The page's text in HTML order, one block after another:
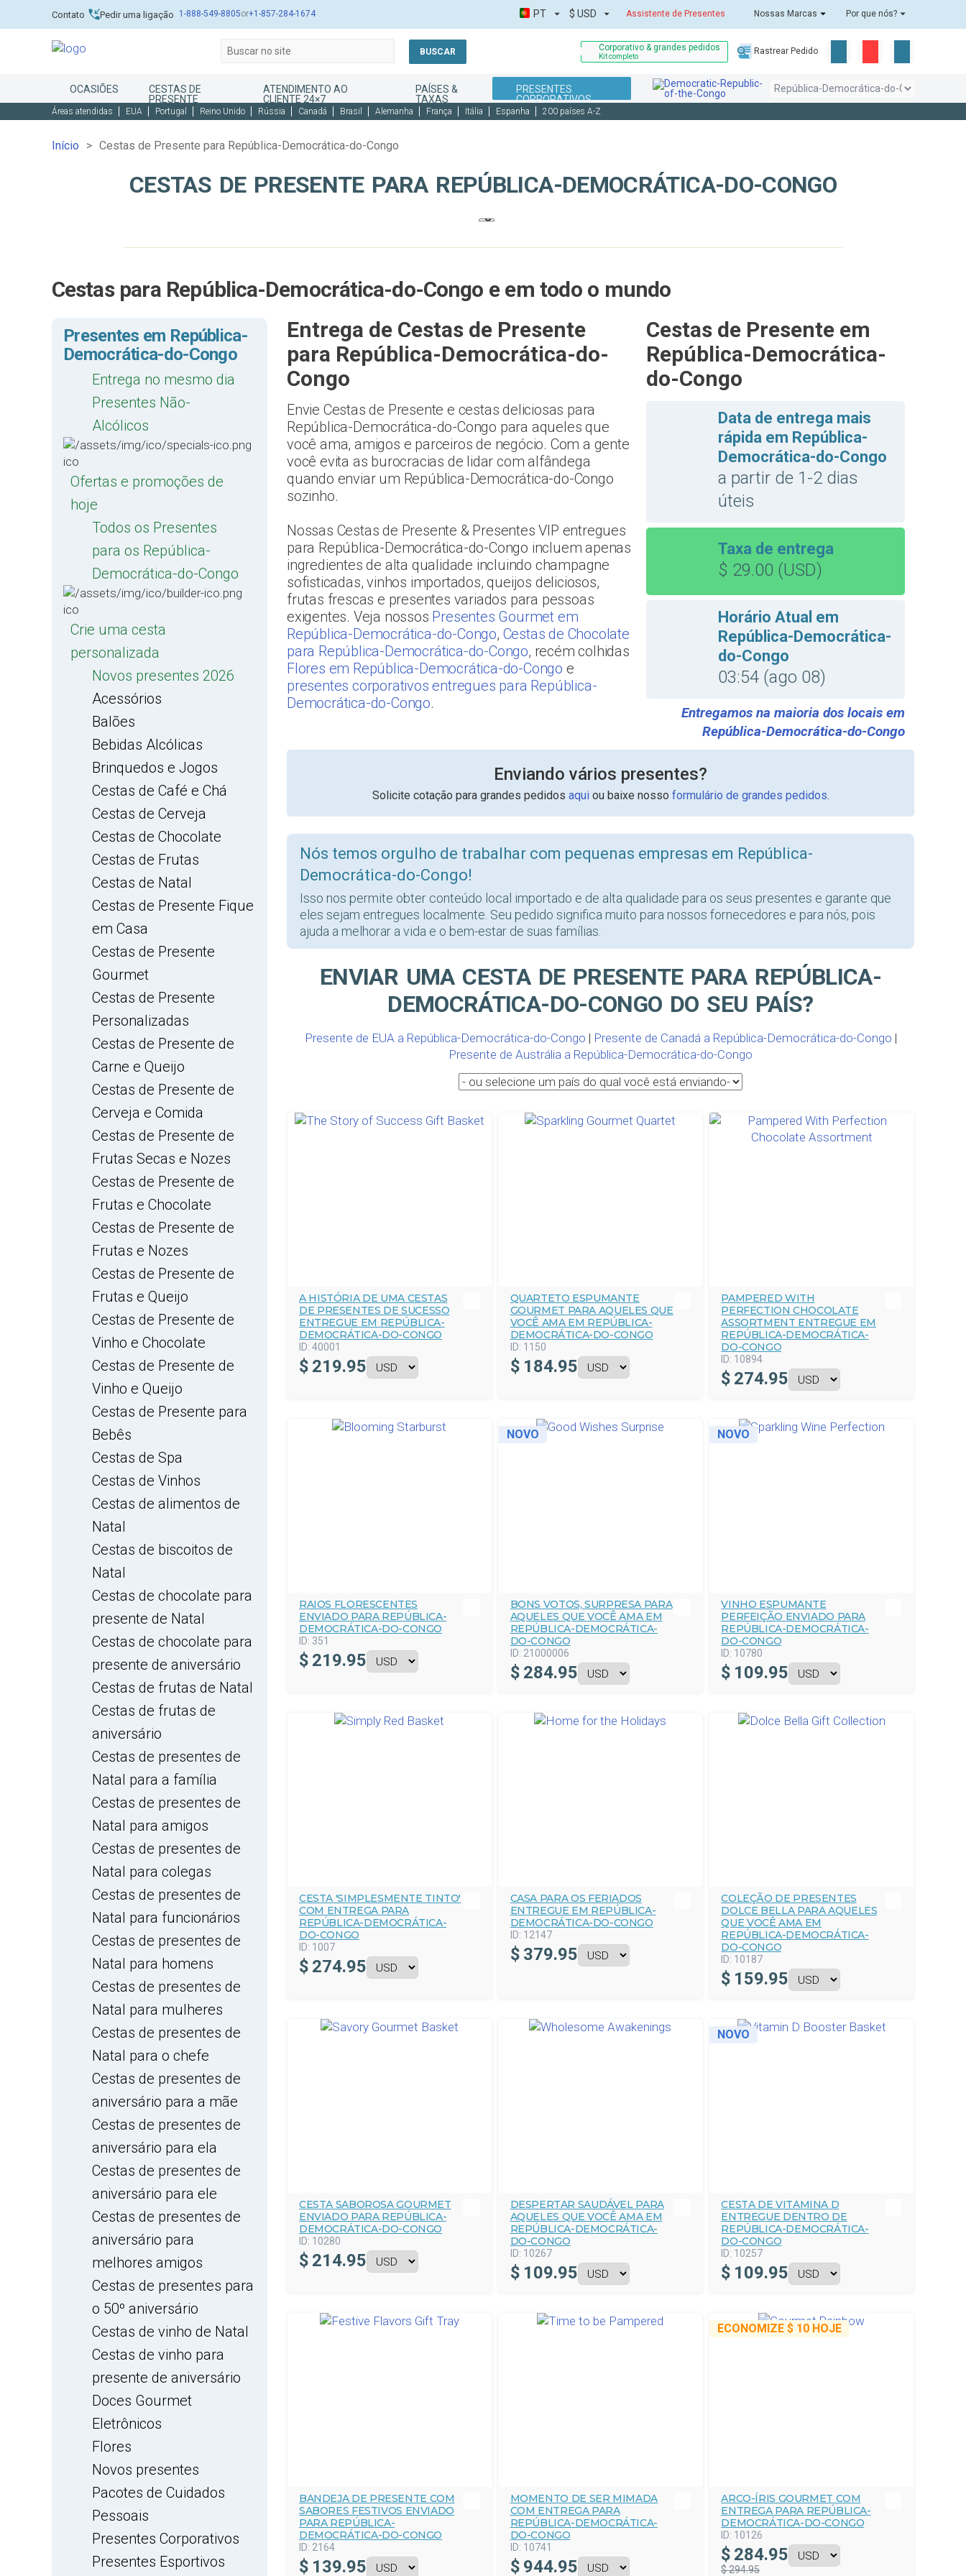
Contato Pedir uma ligação 1-888-549-8805or+1-857-284-1674 Assistente de Presentes Nossas Marcas Por que nós?
PT $ USD
BUSCAR Corporativo & grandes pedidos
Kit completo
Rastrear Pedido
OCASIÕES
CESTAS DE
PRESENTE
ATENDIMENTO AO
CLIENTE 24×7
PAÍSES &
TAXAS
PRESENTES
CORPORATIVOS
Áreas atendidas EUA Portugal Reino Unido Rússia Canadá Brasil Alemanha França Itália Espanha 200 países A-Z
Início Cestas de Presente para República-Democrática-do-Congo
CESTAS DE PRESENTE PARA REPÚBLICA-DEMOCRÁTICA-DO-CONGO
Cestas para República-Democrática-do-Congo e em todo o mundo
Presentes em República-
Democrática-do-Congo
Entrega no mesmo dia
Presentes Não-
Alcólicos
Ofertas e promoções de
hoje
Todos os Presentes
para os República-
Democrática-do-Congo
Crie uma cesta
personalizada
Novos presentes 2026
Acessórios
Balões
Bebidas Alcólicas
Brinquedos e Jogos
Cestas de Café e Chá
Cestas de Cerveja
Cestas de Chocolate
Cestas de Frutas
Cestas de Natal
Cestas de Presente Fique
em Casa
Cestas de Presente
Gourmet
Cestas de Presente
Personalizadas
Cestas de Presente de
Carne e Queijo
Cestas de Presente de
Cerveja e Comida
Cestas de Presente de
Frutas Secas e Nozes
Cestas de Presente de
Frutas e Chocolate
Cestas de Presente de
Frutas e Nozes
Cestas de Presente de
Frutas e Queijo
Cestas de Presente de
Vinho e Chocolate
Cestas de Presente de
Vinho e Queijo
Cestas de Presente para
Bebês
Cestas de Spa
Cestas de Vinhos
Cestas de alimentos de
Natal
Cestas de biscoitos de
Natal
Cestas de chocolate para
presente de Natal
Cestas de chocolate para
presente de aniversário
Cestas de frutas de Natal
Cestas de frutas de
aniversário
Cestas de presentes de
Natal para a família
Cestas de presentes de
Natal para amigos
Cestas de presentes de
Natal para colegas
Cestas de presentes de
Natal para funcionários
Cestas de presentes de
Natal para homens
Cestas de presentes de
Natal para mulheres
Cestas de presentes de
Natal para o chefe
Cestas de presentes de
aniversário para a mãe
Cestas de presentes de
aniversário para ela
Cestas de presentes de
aniversário para ele
Cestas de presentes de
aniversário para
melhores amigos
Cestas de presentes para
o 50º aniversário
Cestas de vinho de Natal
Cestas de vinho para
presente de aniversário
Doces Gourmet
Eletrônicos
Flores
Novos presentes
Pacotes de Cuidados
Pessoais
Presentes Corporativos
Presentes Esportivos
Entrega de Cestas de Presente
para República-Democrática-do-
Congo
Envie Cestas de Presente e cestas deliciosas para
República-Democrática-do-Congo para aqueles que
você ama, amigos e parceiros de negócio. Com a gente
você evita as burocracias de lidar com alfândega
quando enviar um República-Democrática-do-Congo
sozinho.
Nossas Cestas de Presente & Presentes VIP entregues
para República-Democrática-do-Congo incluem apenas
ingredientes de alta qualidade incluindo champagne
sofisticadas, vinhos importados, queijos deliciosos,
frutas frescas e presentes variados para pessoas
exigentes. Veja nossos Presentes Gourmet em
República-Democrática-do-Congo, Cestas de Chocolate
para República-Democrática-do-Congo, recém colhidas
Flores em República-Democrática-do-Congo e
presentes corporativos entregues para República-
Democrática-do-Congo.
Cestas de Presente em
República-Democrática-
do-Congo
Data de entrega mais
rápida em República-
Democrática-do-Congo
a partir de 1-2 dias
úteis
Taxa de entrega
$ 29.00 (USD)
Horário Atual em
República-Democrática-
do-Congo
03:54 (ago 08)
Entregamos na maioria dos locais em
República-Democrática-do-Congo
Enviando vários presentes?
Solicite cotação para grandes pedidos aquiou baixe nosso formulário de grandes pedidos.
Nós temos orgulho de trabalhar com pequenas empresas em República-
Democrática-do-Congo!
Isso nos permite obter conteúdo local importado e de alta qualidade para os seus presentes e garante que
eles sejam entregues localmente. Seu pedido significa muito para nossos fornecedores e para nós, pois
ajuda a melhorar a vida e o bem-estar de suas famílias.
ENVIAR UMA CESTA DE PRESENTE PARA REPÚBLICA-
DEMOCRÁTICA-DO-CONGO DO SEU PAÍS?
Presente de EUA a República-Democrática-do-Congo | Presente de Canadá a República-Democrática-do-Congo |
Presente de Austrália a República-Democrática-do-Congo
A HISTÓRIA DE UMA CESTAS
DE PRESENTES DE SUCESSO
ENTREGUE EM REPÚBLICA-
DEMOCRÁTICA-DO-CONGO
ID: 40001
$ 219.95
QUARTETO ESPUMANTE
GOURMET PARA AQUELES QUE
VOCÊ AMA EM REPÚBLICA-
DEMOCRÁTICA-DO-CONGO
ID: 1150
$ 184.95
PAMPERED WITH
PERFECTION CHOCOLATE
ASSORTMENT ENTREGUE EM
REPÚBLICA-DEMOCRÁTICA-
DO-CONGO
ID: 10894
$ 274.95
RAIOS FLORESCENTES
ENVIADO PARA REPÚBLICA-
DEMOCRÁTICA-DO-CONGO
ID: 351
$ 219.95
NOVO
BONS VOTOS, SURPRESA PARA
AQUELES QUE VOCÊ AMA EM
REPÚBLICA-DEMOCRÁTICA-
DO-CONGO
ID: 21000006
$ 284.95
NOVO
VINHO ESPUMANTE
PERFEIÇÃO ENVIADO PARA
REPÚBLICA-DEMOCRÁTICA-
DO-CONGO
ID: 10780
$ 109.95
CESTA 'SIMPLESMENTE TINTO'
COM ENTREGA PARA
REPÚBLICA-DEMOCRÁTICA-
DO-CONGO
ID: 1007
$ 274.95
CASA PARA OS FERIADOS
ENTREGUE EM REPÚBLICA-
DEMOCRÁTICA-DO-CONGO
ID: 12147
$ 379.95
COLEÇÃO DE PRESENTES
DOLCE BELLA PARA AQUELES
QUE VOCÊ AMA EM
REPÚBLICA-DEMOCRÁTICA-
DO-CONGO
ID: 10187
$ 159.95
CESTA SABOROSA GOURMET
ENVIADO PARA REPÚBLICA-
DEMOCRÁTICA-DO-CONGO
ID: 10280
$ 214.95
DESPERTAR SAUDÁVEL PARA
AQUELES QUE VOCÊ AMA EM
REPÚBLICA-DEMOCRÁTICA-
DO-CONGO
ID: 10267
$ 109.95
NOVO
CESTA DE VITAMINA D
ENTREGUE DENTRO DE
REPÚBLICA-DEMOCRÁTICA-
DO-CONGO
ID: 10257
$ 109.95
BANDEJA DE PRESENTE COM
SABORES FESTIVOS ENVIADO
PARA REPÚBLICA-
DEMOCRÁTICA-DO-CONGO
ID: 2164
$ 139.95
MOMENTO DE SER MIMADA
COM ENTREGA PARA
REPÚBLICA-DEMOCRÁTICA-
DO-CONGO
ID: 10741
$ 944.95
ECONOMIZE$ 10 HOJE
ARCO-ÍRIS GOURMET COM
ENTREGA PARA REPÚBLICA-
DEMOCRÁTICA-DO-CONGO
ID: 10126
$ 284.95
$ 294.95